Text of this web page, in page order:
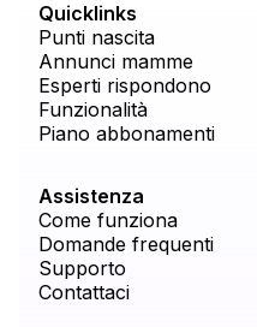
Quicklinks
Punti nascita
Annunci mamme
Esperti rispondono
Funzionalità
Piano abbonamenti
Assistenza
Come funziona
Domande frequenti
Supporto
Contattaci